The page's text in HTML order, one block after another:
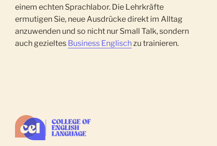
einem echten Sprachlabor. Die Lehrkräfte
ermutigen Sie, neue Ausdrücke direkt im Alltag
anzuwenden und so nicht nur Small Talk, sondern
auch gezieltes Business Englisch zu trainieren.